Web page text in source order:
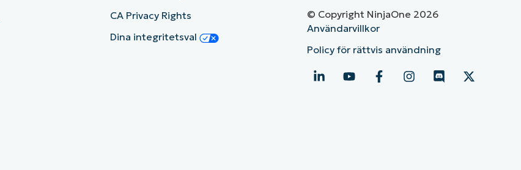
CA Privacy Rights
Dina integritetsval
© Copyright NinjaOne 2026
Användarvillkor
Policy för rättvis användning